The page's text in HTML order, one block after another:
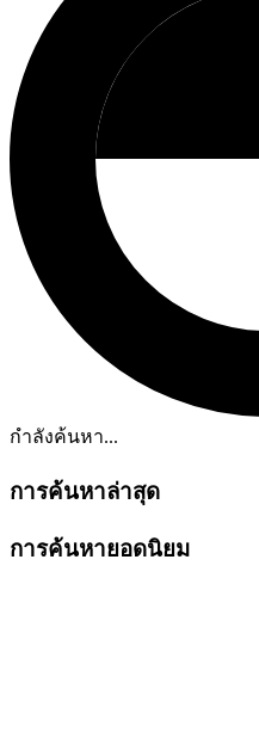
กำลังค้นหา...
การค้นหาล่าสุด
การค้นหายอดนิยม